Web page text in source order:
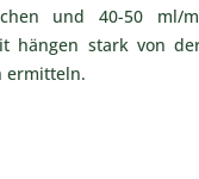
und 40-50 ml/
hängen stark von
ermitteln.